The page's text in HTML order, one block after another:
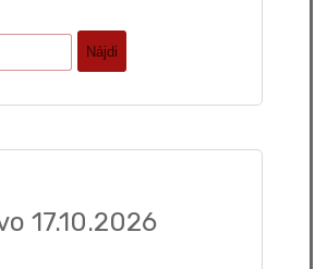
17.10.2026